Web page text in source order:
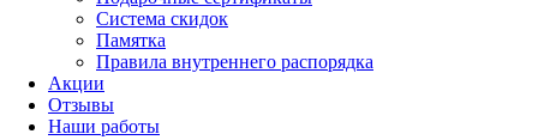
Система скидок
Памятка
Правила внутреннего распорядка
Акции
Отзывы
Наши работы